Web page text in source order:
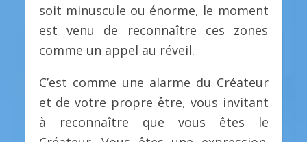
soit minuscule ou énorme, le moment
est venu de reconnaître ces zones
comme un appel au réveil.
C’est comme une alarme du Créateur
et de votre propre être, vous invitant
à reconnaître que vous êtes le